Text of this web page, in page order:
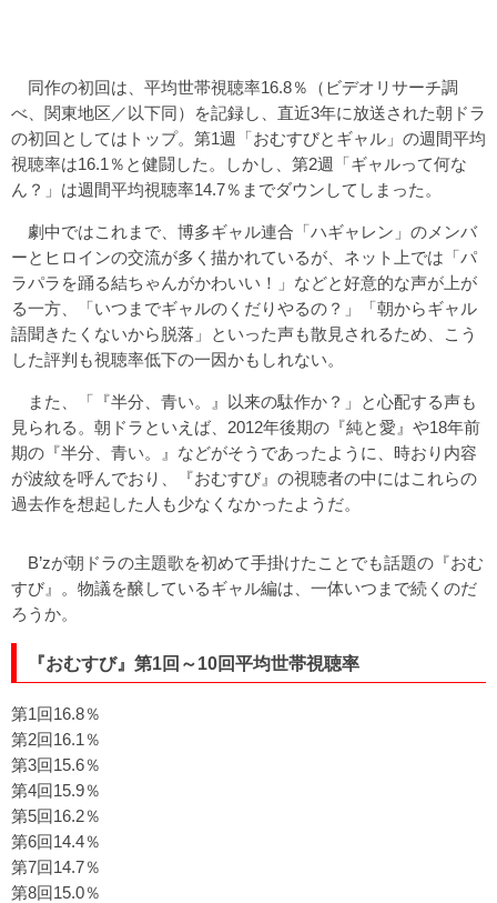
同作の初回は、平均世帯視聴率16.8％（ビデオリサーチ調
べ、関東地区／以下同）を記録し、直近3年に放送された朝ドラ
の初回としてはトップ。第1週「おむすびとギャル」の週間平均
視聴率は16.1％と健闘した。しかし、第2週「ギャルって何な
ん？」は週間平均視聴率14.7％までダウンしてしまった。
劇中ではこれまで、博多ギャル連合「ハギャレン」のメンバ
ーとヒロインの交流が多く描かれているが、ネット上では「パ
ラパラを踊る結ちゃんがかわいい！」などと好意的な声が上が
る一方、「いつまでギャルのくだりやるの？」「朝からギャル
語聞きたくないから脱落」といった声も散見されるため、こう
した評判も視聴率低下の一因かもしれない。
また、「『半分、青い。』以来の駄作か？」と心配する声も
見られる。朝ドラといえば、2012年後期の『純と愛』や18年前
期の『半分、青い。』などがそうであったように、時おり内容
が波紋を呼んでおり、『おむすび』の視聴者の中にはこれらの
過去作を想起した人も少なくなかったようだ。
B’zが朝ドラの主題歌を初めて手掛けたことでも話題の『おむ
すび』。物議を醸しているギャル編は、一体いつまで続くのだ
ろうか。
『おむすび』第1回～10回平均世帯視聴率
第1回16.8％
第2回16.1％
第3回15.6％
第4回15.9％
第5回16.2％
第6回14.4％
第7回14.7％
第8回15.0％